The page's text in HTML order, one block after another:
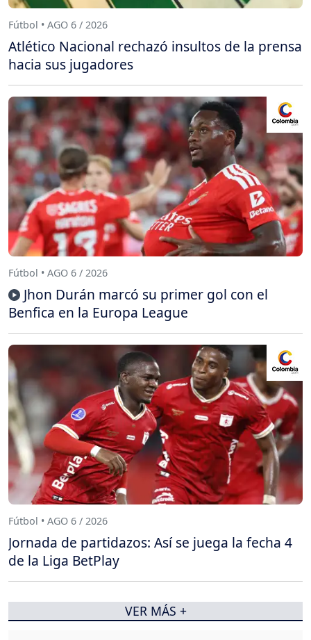
Fútbol • AGO 6 / 2026
Atlético Nacional rechazó insultos de la prensa
hacia sus jugadores
Fútbol • AGO 6 / 2026
Jhon Durán marcó su primer gol con el
Benfica en la Europa League
Fútbol • AGO 6 / 2026
Jornada de partidazos: Así se juega la fecha 4
de la Liga BetPlay
VER MÁS +